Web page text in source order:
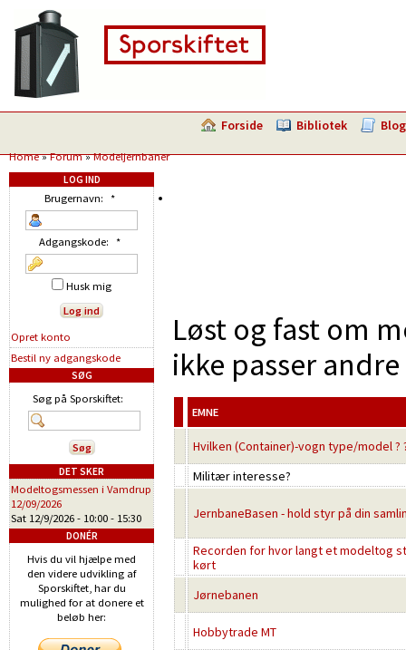
Forside Bibliotek Blog
Home»Forum»Modeljernbaner
Løst og fast om
ikke passer
EMNE
Hvilken (Container)-vogn type/model ?
Militær interesse?
JernbaneBasen - hold styr på din
Recorden for hvor langt et modeltog
kørt
Jørnebanen
Hobbytrade MT
LOG IND
Brugernavn: *
Adgangskode: *
Husk mig
Opret konto
Bestil ny adgangskode
SØG
Søg på Sporskiftet:
DET SKER
Modeltogsmessen i Vamdrup
12/09/2026
Sat 12/9/2026 - 10:00 - 15:30
DONÉR
Hvis du vil hjælpe med
den videre udvikling af
Sporskiftet, har du
mulighed for at donere et
beløb her: